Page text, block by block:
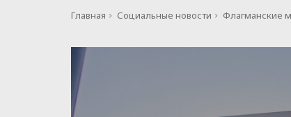
Главная Социальные новости Флагманские